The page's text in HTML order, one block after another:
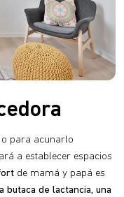
para acunarlo
a establecer espacios
de mamá y papá es
butaca de lactancia, una